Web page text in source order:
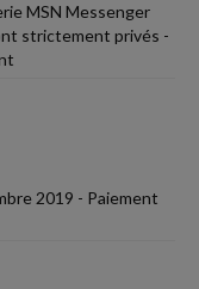
MSN Messenger
strictement privés -
2019 - Paiement